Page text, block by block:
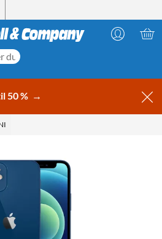
50 % →